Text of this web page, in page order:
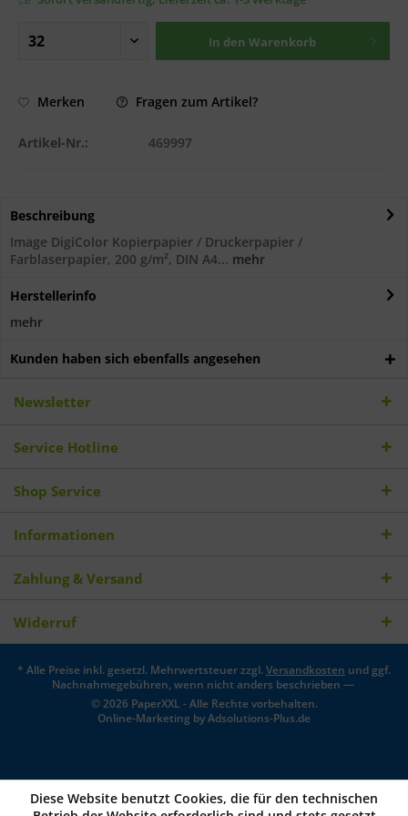
In den Warenkorb
Merken Fragen zum Artikel?
Artikel-Nr.: 469997
Beschreibung
Image DigiColor Kopierpapier / Druckerpapier /
Farblaserpapier, 200 g/m², DIN A4... mehr
Herstellerinfo
mehr
Kunden haben sich ebenfalls angesehen
Newsletter
Service Hotline
Shop Service
Informationen
Zahlung & Versand
Widerruf
* Alle Preise inkl. gesetzl. Mehrwertsteuer zzgl.Versandkosten und ggf.
Nachnahmegebühren, wenn nicht anders beschrieben —
© 2026 PaperXXL - Alle Rechte vorbehalten.
Online-Marketing byAdsolutions-Plus.de
Diese Website benutzt Cookies, die für den technischen